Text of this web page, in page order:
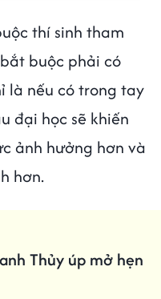
thí sinh tham
buộc phải có
là nếu có trong tay
đại học sẽ khiến
ảnh hưởng hơn và
hơn.
Thủy úp mở hẹn